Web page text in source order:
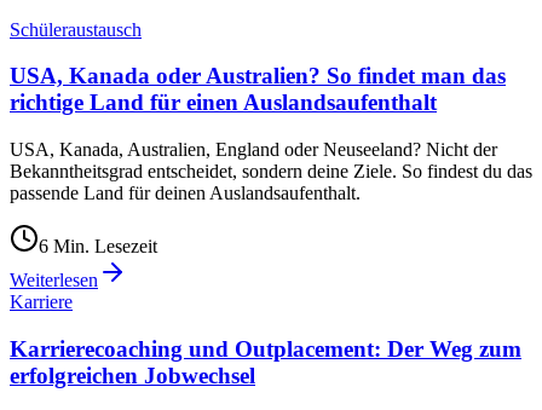
Schüleraustausch
USA, Kanada oder Australien? So findet man das
richtige Land für einen Auslandsaufenthalt
USA, Kanada, Australien, England oder Neuseeland? Nicht der
Bekanntheitsgrad entscheidet, sondern deine Ziele. So findest du das
passende Land für deinen Auslandsaufenthalt.
6 Min. Lesezeit
Weiterlesen
Karriere
Karrierecoaching und Outplacement: Der Weg zum
erfolgreichen Jobwechsel